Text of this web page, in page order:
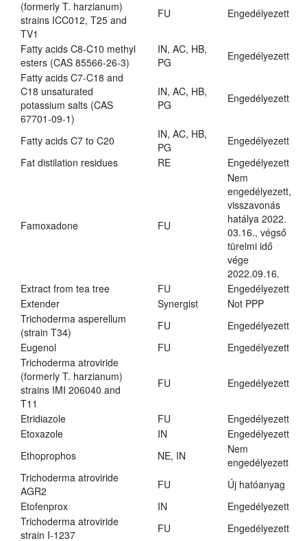
(formerly T. harzianum)
strains ICC012, T25 and
TV1
FU Engedélyezett
Fatty acids C8-C10 methyl
esters (CAS 85566-26-3)
IN, AC, HB,
PG
Engedélyezett
Fatty acids C7-C18 and
C18 unsaturated
potassium salts (CAS
67701-09-1)
IN, AC, HB,
PG
Engedélyezett
Fatty acids C7 to C20
IN, AC, HB,
PG
Engedélyezett
Fat distilation residues
RE Engedélyezett
Famoxadone FU
Nem
engedélyezett,
visszavonás
hatálya 2022.
03.16., végső
türelmi idő
vége
2022.09.16.
Extract from tea tree
FU
Engedélyezett
Extender
Synergist
Not PPP
Trichoderma asperellum
(strain T34)
FU
Engedélyezett
Eugenol
FU
Engedélyezett
Trichoderma atroviride
(formerly T. harzianum)
strains IMI 206040 and
T11
FU Engedélyezett
Etridiazole FU
Engedélyezett
Etoxazole
IN
Engedélyezett
Ethoprophos
NE, IN
Nem
engedélyezett
Trichoderma atroviride
AGR2
FU
Új hatóanyag
Etofenprox
IN
Engedélyezett
Trichoderma atroviride
strain I-1237
FU
Engedélyezett